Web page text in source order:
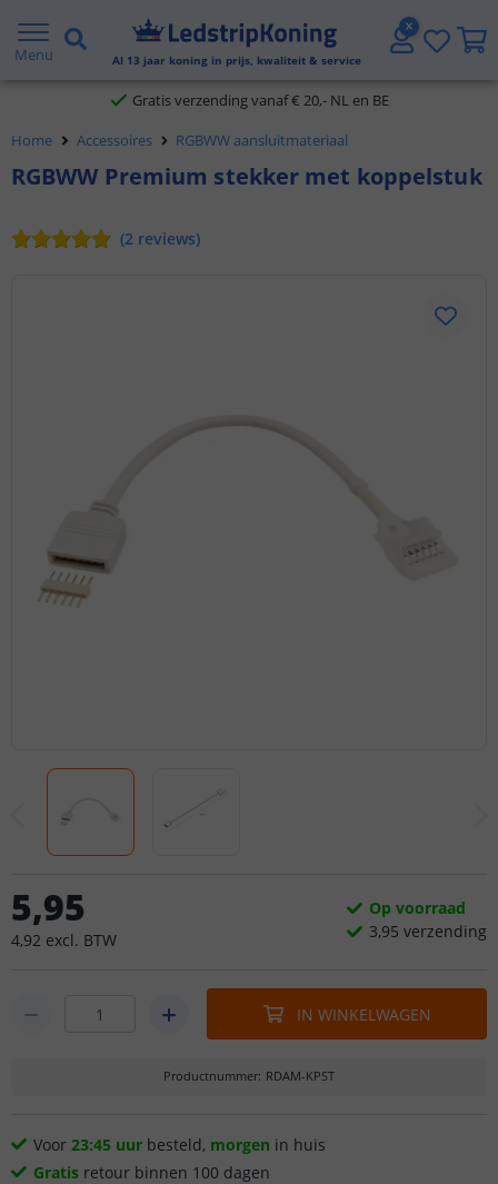
Menu Al 13 jaar koning in prijs, kwaliteit & service
5 jaar garantie
Gratis verzending vanaf € 20,- NL en BE
Klantbeoordeling 9.1
Home Accessoires RGBWW aansluitmateriaal
RGBWW Premium stekker met koppelstuk
(2 reviews)
5,95
4,92 excl. BTW
Op voorraad
3,95 verzending
IN WINKELWAGEN
Productnummer: RDAM-KPST
Voor 23:45 uur besteld, morgen in huis
Gratis retour binnen 100 dagen